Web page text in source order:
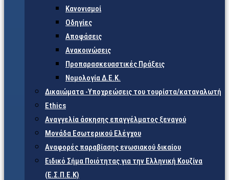
Κανονισμοί
Οδηγίες
Αποφάσεις
Ανακοινώσεις
Προπαρασκευαστικές Πράξεις
Νομολογία Δ.Ε.Κ.
Δικαιώματα -Υποχρεώσεις του τουρίστα/καταναλωτή
Ethics
Αναγγελία άσκησης επαγγέλματος ξεναγού
Μονάδα Εσωτερικού Ελέγχου
Αναφορές παραβίασης ενωσιακού δικαίου
Ειδικό Σήμα Ποιότητας για την Ελληνική Κουζίνα
(Ε.Σ.Π.Ε.Κ)